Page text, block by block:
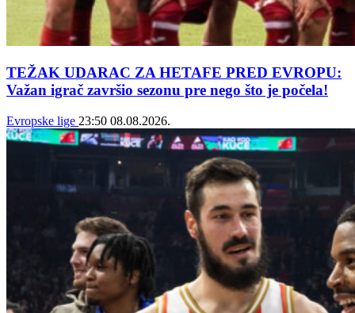
TEŽAK UDARAC ZA HETAFE PRED EVROPU:
Važan igrač završio sezonu pre nego što je počela!
Evropske lige 23:50 08.08.2026.